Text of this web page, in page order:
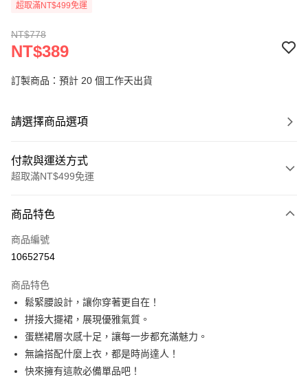
超取滿NT$499免運
NT$778
NT$389
訂製商品：預計 20 個工作天出貨
請選擇商品選項
付款與運送方式
超取滿NT$499免運
信用卡一次付款
超商取貨付款
Apple Pay
街口支付
悠遊付
Google Pay
商品特色
商品編號
10652754
商品特色
鬆緊腰設計，讓你穿著更自在！
拼接大擺裙，展現優雅氣質。
蛋糕裙層次感十足，讓每一步都充滿魅力。
無論搭配什麼上衣，都是時尚達人！
快來擁有這款必備單品吧！